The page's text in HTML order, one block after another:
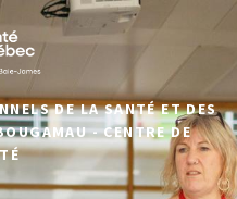
DE LA SANTÉ ET DES
- CENTRE DE